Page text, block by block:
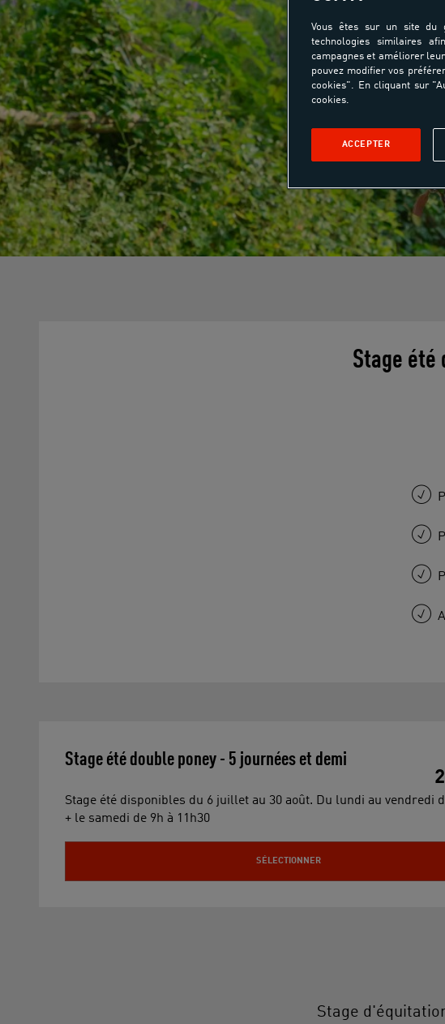
Stage été
Stage été double poney - 5 journées et demi
Stage été disponibles du 6 juillet au 30 août. Du lundi au vendredi
+ le samedi de 9h à 11h30
SÉLECTIONNER
Stage
Vous êtes sur un site du
technologies similaires
campagnes et améliorer
pouvez modifier vos
cookies". En cliquant sur
cookies.
ACCEPTER